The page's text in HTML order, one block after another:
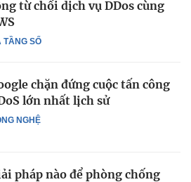
TẦNG SỐ
từ chối dịch vụ DDos cùng
NGHỆ
chặn đứng cuộc tấn công
lớn nhất lịch sử
pháp nào để phòng chống